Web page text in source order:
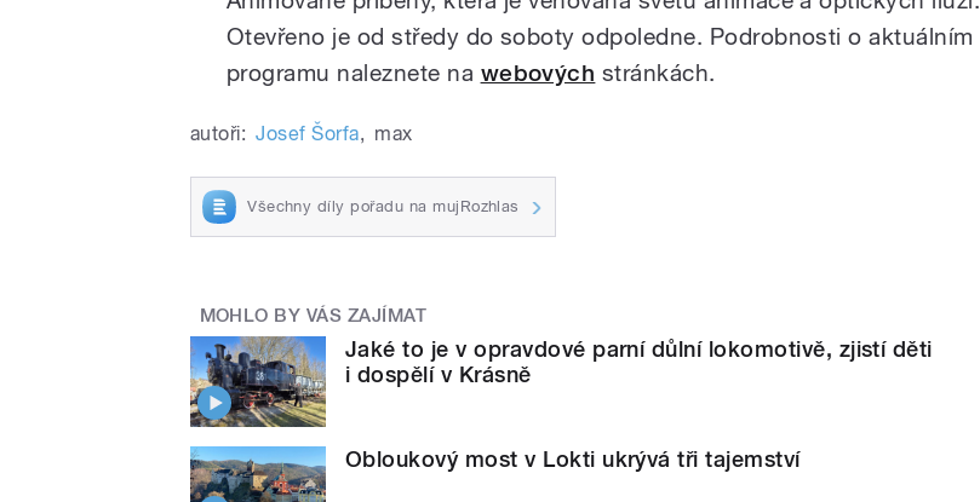
Otevřeno je od středy do soboty odpoledne. Podrobnosti o aktuálním
programu naleznete na webových stránkách.
autoři: Josef Šorfa, max
Všechny díly pořadu na mujRozhlas
MOHLO BY VÁS ZAJÍMAT
Jaké to je v opravdové parní důlní lokomotivě, zjistí děti
i dospělí v Krásně
Obloukový most v Lokti ukrývá tři tajemství